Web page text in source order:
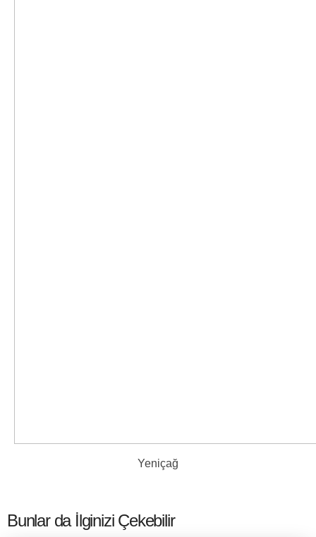
Yeniçağ
Bunlar da İlginizi Çekebilir